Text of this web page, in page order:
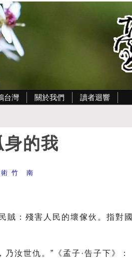
台灣 關於我們 讀者迴響
的我
竹 南
賊：殘害人民的壞傢伙。指對國
汝世仇。”《孟子·告子下》：